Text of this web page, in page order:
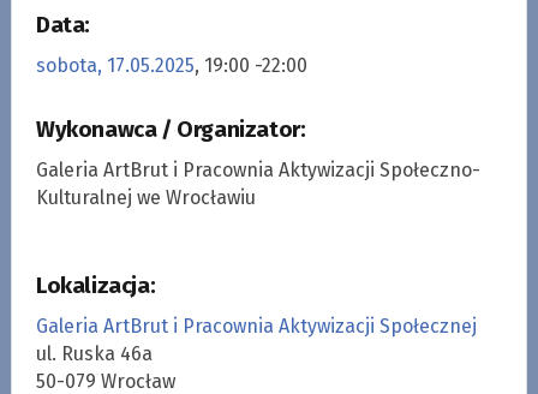
Data:
sobota, 17.05.2025, 19:00 -22:00
Wykonawca / Organizator:
Galeria ArtBrut i Pracownia Aktywizacji Społeczno-
Kulturalnej we Wrocławiu
Lokalizacja:
Galeria ArtBrut i Pracownia Aktywizacji Społecznej
ul. Ruska 46a
50-079 Wrocław